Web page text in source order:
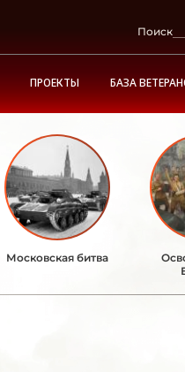
Поиск
ПРОЕКТЫ БАЗА
Московская битва